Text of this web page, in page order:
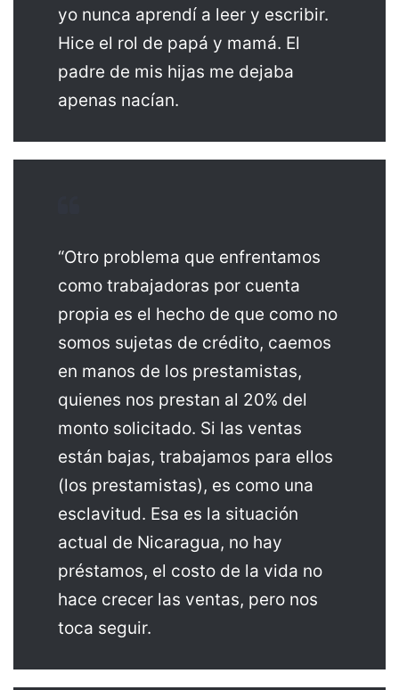
yo nunca aprendí a leer y escribir.
Hice el rol de papá y mamá. El
padre de mis hijas me dejaba
apenas nacían.
“Otro problema que enfrentamos
como trabajadoras por cuenta
propia es el hecho de que como no
somos sujetas de crédito, caemos
en manos de los prestamistas,
quienes nos prestan al 20% del
monto solicitado. Si las ventas
están bajas, trabajamos para ellos
(los prestamistas), es como una
esclavitud. Esa es la situación
actual de Nicaragua, no hay
préstamos, el costo de la vida no
hace crecer las ventas, pero nos
toca seguir.